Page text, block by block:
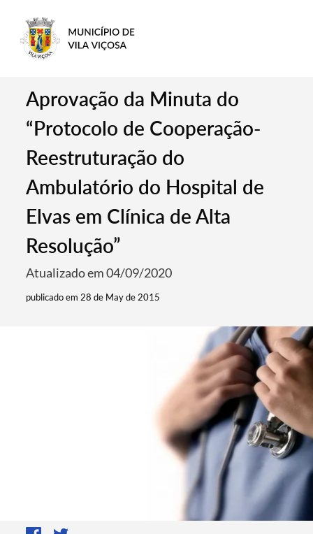
Aprovação da Minuta do
“Protocolo de Cooperação-
Reestruturação do
Ambulatório do Hospital de
Elvas em Clínica de Alta
Resolução”
Atualizado em 04/09/2020
publicado em 28 de May de 2015